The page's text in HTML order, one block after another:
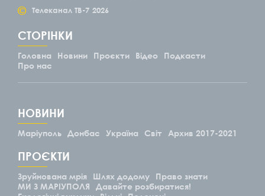
© Телеканал ТВ-7 2026
СТОРІНКИ
Головна Новини Проєкти Відео
Подкасти
Про нас
НОВИНИ
Маріуполь Донбас Україна Світ Архив 2017-2021
ПРОЄКТИ
Зруйнована мрія Шлях додому
Право знати
МИ З МАРІУПОЛЯ
Давайте розбиратися!